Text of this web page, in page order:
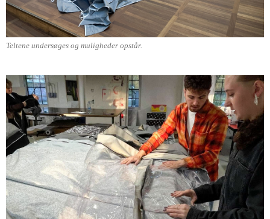
Teltene undersøges og muligheder opstår.